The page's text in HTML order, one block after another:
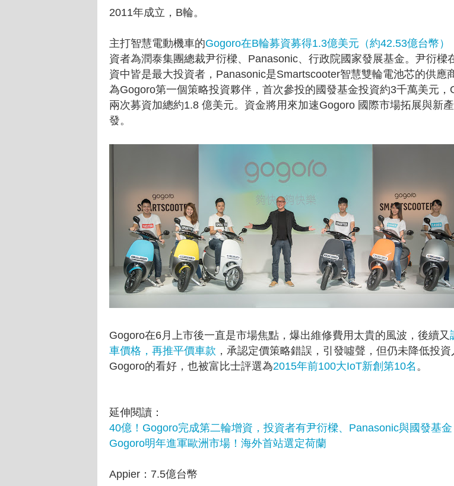
以日本
南臺科
年度
[2015
文化部
結合文
兩岸/支
台灣團
愛的就
職涯想
品牌工
明年3月
創業能
跟過去
歐巴馬
創夢市
朱雲鵬
新創遇
曾年營
創業者
台灣青
電子新
想創業
最有創
5歲動
30歲創
2011年成立，B輪。
主打智慧電動機車的Gogoro在B輪募資募得1.3億美元（約42.53億台幣）
資者為潤泰集團總裁尹衍樑、Panasonic、行政院國家發展基金。尹衍樑
資中皆是最大投資者，Panasonic是Smartscooter智慧雙輪電池芯的供應
為Gogoro第一個策略投資夥伴，首次參投的國發基金投資約3千萬美元，
兩次募資加總約1.8 億美元。資金將用來加速Gogoro 國際市場拓展與新
發。
Gogoro在6月上市後一直是市場焦點，爆出維修費用太貴的風波，後續又
車價格，再推平價車款 ，承認定價策略錯誤，引發噓聲，但仍未降低投資
Gogoro的看好，也被富比士評選為2015年前100大IoT新創第10名 。
延伸閱讀：
40億！Gogoro完成第二輪增資，投資者有尹衍樑、Panasonic與國發基金
Gogoro明年進軍歐洲市場！海外首站選定荷蘭
Appier：7.5億台幣